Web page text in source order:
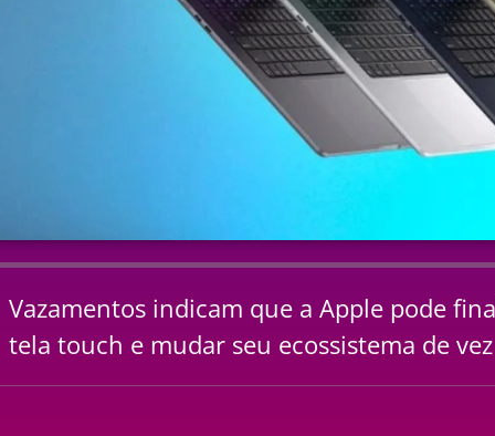
Vazamentos indicam que a Apple pode
tela touch e mudar seu ecossistema de vez